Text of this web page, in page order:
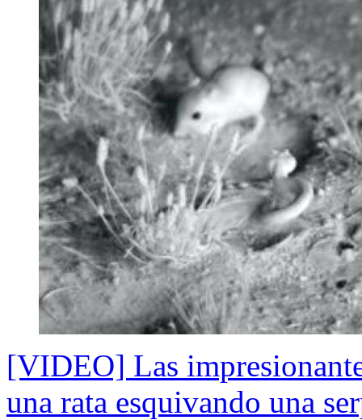
[VIDEO] Las
una rata esquivando una